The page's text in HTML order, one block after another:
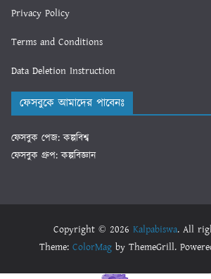
Privacy Policy
Terms and Conditions
Data Deletion Instruction
ফেসবুকে আমাদের পাবেনঃ
ফেসবুক পেজ: কল্পবিশ্ব
ফেসবুক গ্রুপ: কল্পবিজ্ঞান
Copyright © 2026 Kalpabiswa. All
Theme: ColorMagby ThemeGrill.